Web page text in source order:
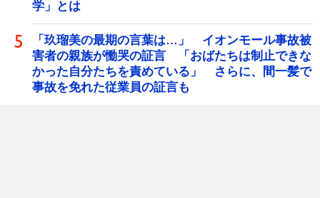
学」とは
「玖瑠美の最期の言葉は…」 イオンモール事故被
害者の親族が慟哭の証言 「おばたちは制止できな
かった自分たちを責めている」 さらに、間一髪で
事故を免れた従業員の証言も